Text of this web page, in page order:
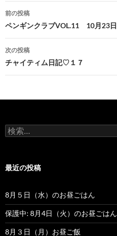
投
稿
ナ
ゲ
シ
ン
前の投稿
ペンギンクラブVOL.11 10月23日
次の投稿
チャイティム日記♡１７
検
索
最近の投稿
8月５日（水）のお昼ごはん
保護中: 8月4日（火）のお昼ごはん
8月３日（月）お昼ご飯